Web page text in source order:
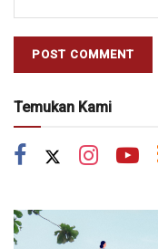
Temukan Kami